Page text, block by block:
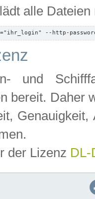
alle
--http-
und
bereit. Daher
der Lizenz